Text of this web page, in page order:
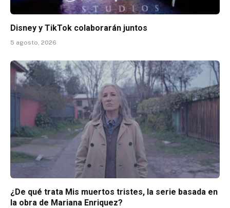
Disney y TikTok colaborarán juntos
5 agosto, 2026
¿De qué trata Mis muertos tristes, la serie basada en
la obra de Mariana Enriquez?